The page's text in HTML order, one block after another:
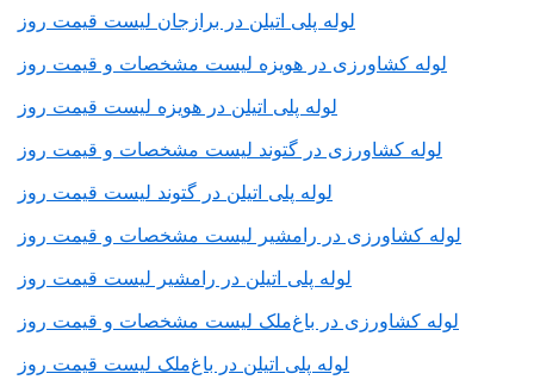
لوله پلی اتیلن در برازجان لیست قیمت روز
لوله کشاورزی در هویزه لیست مشخصات و قیمت روز
لوله پلی اتیلن در هویزه لیست قیمت روز
لوله کشاورزی در گتوند لیست مشخصات و قیمت روز
لوله پلی اتیلن در گتوند لیست قیمت روز
لوله کشاورزی در رامشیر لیست مشخصات و قیمت روز
لوله پلی اتیلن در رامشیر لیست قیمت روز
لوله کشاورزی در باغ‌ملک لیست مشخصات و قیمت روز
لوله پلی اتیلن در باغ‌ملک لیست قیمت روز